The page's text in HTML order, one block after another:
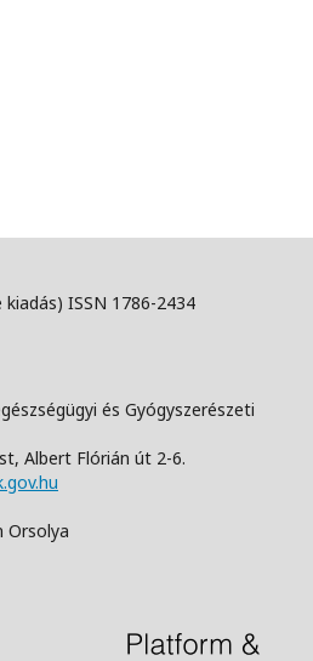
ISSN 1786-2434
és Gyógyszerészeti
Albert Flórián út 2-6.
Orsolya